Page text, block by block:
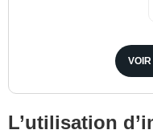
L’utilisation